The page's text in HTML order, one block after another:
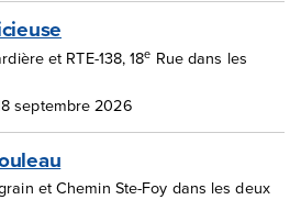
et RTE-138, 18e Rue dans les
septembre 2026
et Chemin Ste-Foy dans les deux